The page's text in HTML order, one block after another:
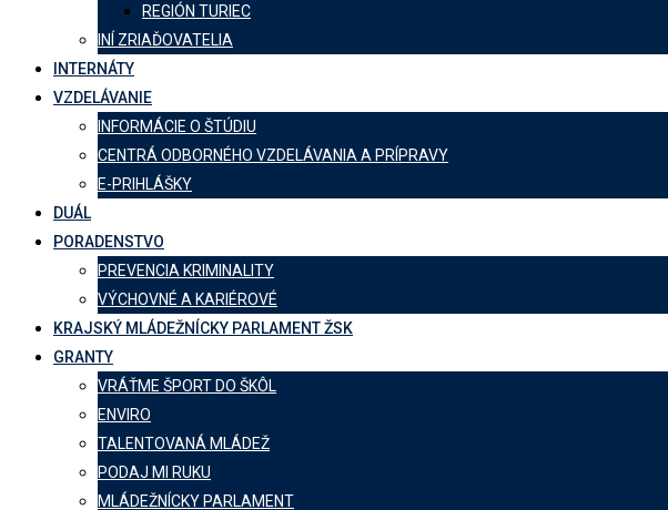
REGIÓN TURIEC
INÍ ZRIAĎOVATELIA
INTERNÁTY
VZDELÁVANIE
INFORMÁCIE O ŠTÚDIU
CENTRÁ ODBORNÉHO VZDELÁVANIA A PRÍPRAVY
E-PRIHLÁŠKY
DUÁL
PORADENSTVO
PREVENCIA KRIMINALITY
VÝCHOVNÉ A KARIÉROVÉ
KRAJSKÝ MLÁDEŽNÍCKY PARLAMENT ŽSK
GRANTY
VRÁŤME ŠPORT DO ŠKÔL
ENVIRO
TALENTOVANÁ MLÁDEŽ
PODAJ MI RUKU
MLÁDEŽNÍCKY PARLAMENT